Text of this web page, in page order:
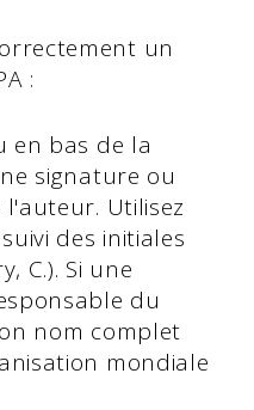
un
:
en bas de la
signature ou
Utilisez
des initiales
C.). Si une
du
nom complet
mondiale